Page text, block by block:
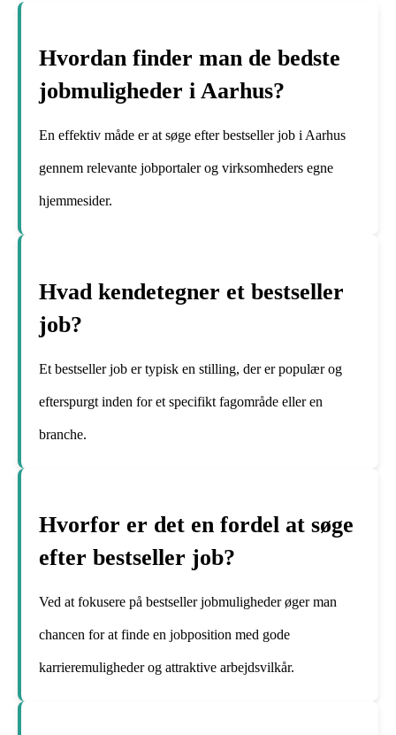
Hvordan finder man de bedste
jobmuligheder i Aarhus?
En effektiv måde er at søge efter bestseller job i Aarhus
gennem relevante jobportaler og virksomheders egne
hjemmesider.
Hvad kendetegner et bestseller
job?
Et bestseller job er typisk en stilling, der er populær og
efterspurgt inden for et specifikt fagområde eller en
branche.
Hvorfor er det en fordel at søge
efter bestseller job?
Ved at fokusere på bestseller jobmuligheder øger man
chancen for at finde en jobposition med gode
karrieremuligheder og attraktive arbejdsvilkår.